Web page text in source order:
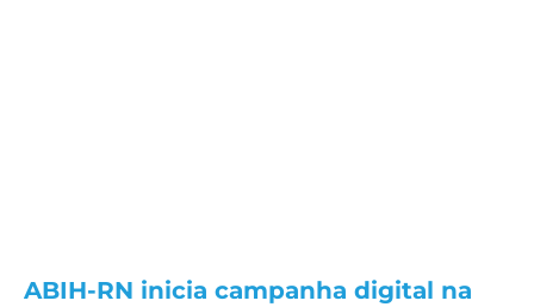
ABIH-RN inicia campanha digital na